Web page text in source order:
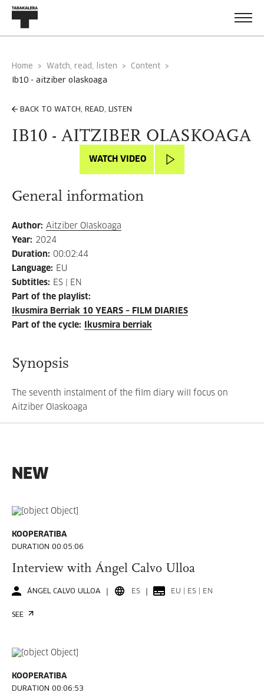
Home Watch, read, listen
Content
ib10 - aitziber olaskoaga
BACK TO WATCH, READ, LISTEN
IB10 - AITZIBER OLASKOAGA
WATCH VIDEO
General information
Author: Aitziber Olaskoaga
Year: 2024
Duration: 00:02:44
Language: EU
Subtitles: ES | EN
Part of the playlist:
Ikusmira Berriak 10 YEARS – FILM DIARIES
Part of the cycle: Ikusmira berriak
Synopsis
The seventh instalment of the film diary will focus on
Aitziber Olaskoaga
NEW
KOOPERATIBA
DURATION 00:05:06
Interview with Ángel Calvo Ulloa
ÁNGEL CALVO ULLOA ES EU | ES | EN
SEE
KOOPERATIBA
DURATION 00:06:53